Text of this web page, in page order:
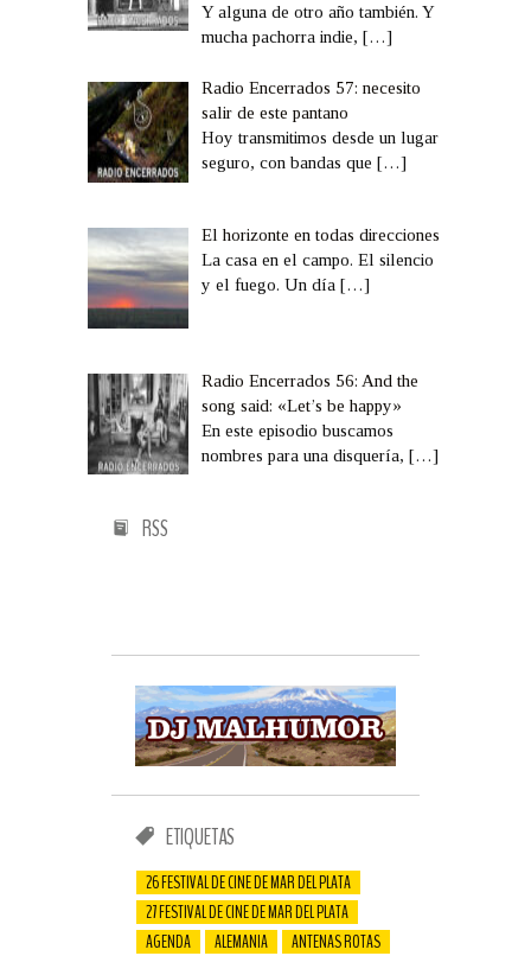
Y alguna de otro año también. Y
mucha pachorra indie,[…]
Radio Encerrados 57: necesito
salir de este pantano
Hoy transmitimos desde un lugar
seguro, con bandas que[…]
El horizonte en todas direcciones
La casa en el campo. El silencio
y el fuego. Un día[…]
Radio Encerrados 56: And the
song said: «Let’s be happy»
En este episodio buscamos
nombres para una disquería,[…]
RSS
ETIQUETAS
26 FESTIVAL DE CINE DE MAR DEL PLATA
27 FESTIVAL DE CINE DE MAR DEL PLATA
AGENDA
ALEMANIA
ANTENAS ROTAS